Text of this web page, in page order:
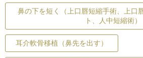
鼻の下を短く（上口唇短縮手術、上口
ト、人中短縮術）
耳介軟骨移植（鼻先を出す）